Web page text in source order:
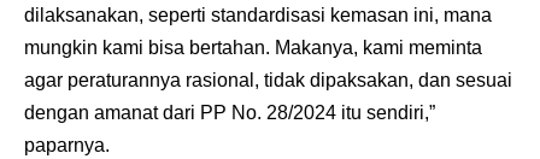
dilaksanakan, seperti standardisasi kemasan ini, mana
mungkin kami bisa bertahan. Makanya, kami meminta
agar peraturannya rasional, tidak dipaksakan, dan sesuai
dengan amanat dari PP No. 28/2024 itu sendiri,”
paparnya.